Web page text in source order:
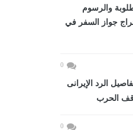
والرسوم
جواز السفر في
0
الرد الإيرانى
الحرب
0